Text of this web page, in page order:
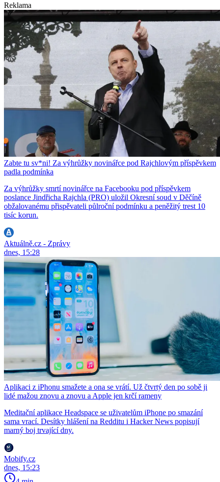
Reklama
Zabte tu sv*ni! Za výhrůžky novinářce pod Rajchlovým příspěvkem
padla podmínka
Za výhrůžky smrtí novinářce na Facebooku pod příspěvkem
poslance Jindřicha Rajchla (PRO) uložil Okresní soud v Děčíně
obžalovanému přispěvateli půlroční podmínku a peněžitý trest 10
tisíc korun.
Aktuálně.cz - Zprávy
dnes, 15:28
Aplikaci z iPhonu smažete a ona se vrátí. Už čtvrtý den po sobě ji
lidé mažou znovu a znovu a Apple jen krčí rameny
Meditační aplikace Headspace se uživatelům iPhone po smazání
sama vrací. Desítky hlášení na Redditu i Hacker News popisují
marný boj trvající dny.
Mobify.cz
dnes, 15:23